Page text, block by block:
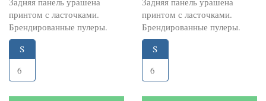
принтом с ласточками.
Брендированные пулеры.
S
6
принтом с ласточками.
Брендированные пулеры.
S
6